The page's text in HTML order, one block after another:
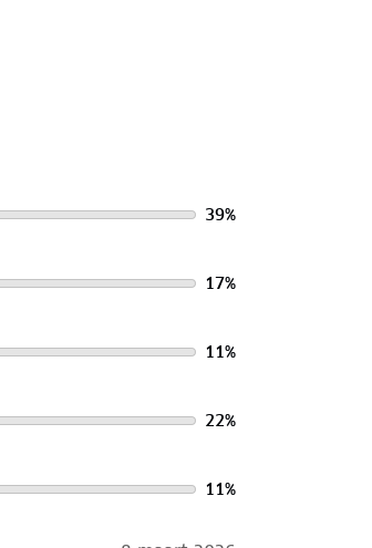
39%
17%
11%
22%
11%